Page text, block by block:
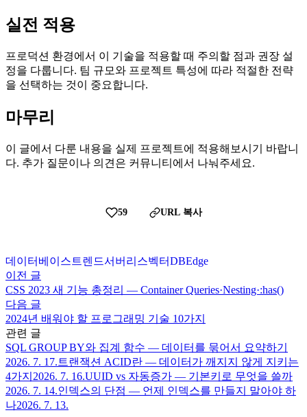
실전 적용
프로덕션 환경에서 이 기술을 적용할 때 주의할 점과 권장 설
정을 다룹니다. 팀 규모와 프로젝트 특성에 따라 적절한 전략
을 선택하는 것이 중요합니다.
마무리
이 글에서 다룬 내용을 실제 프로젝트에 적용해보시기 바랍니
다. 추가 질문이나 의견은 커뮤니티에서 나눠주세요.
59 URL 복사
데이터베이스 트렌드서버리스벡터DBEdge
이전 글
CSS 2023 새 기능 총정리 — Container Queries·Nesting·:has()
다음 글
2024년 배워야 할 프로그래밍 기술 10가지
관련 글
SQL GROUP BY와 집계 함수 — 데이터를 묶어서 요약하기
2026. 7. 17. 트랜잭션 ACID란 — 데이터가 깨지지 않게 지키는
4가지 2026. 7. 16.UUID vs 자동증가 — 기본키로 무엇을 쓸까
2026. 7. 14.인덱스의 단점 — 언제 인덱스를 만들지 말아야 하
나2026. 7. 13.